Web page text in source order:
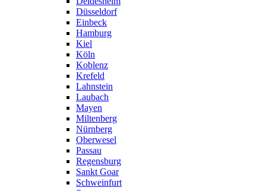
Düsseldorf
Einbeck
Hamburg
Kiel
Köln
Koblenz
Krefeld
Lahnstein
Laubach
Mayen
Miltenberg
Nürnberg
Oberwesel
Passau
Regensburg
Sankt Goar
Schweinfurt